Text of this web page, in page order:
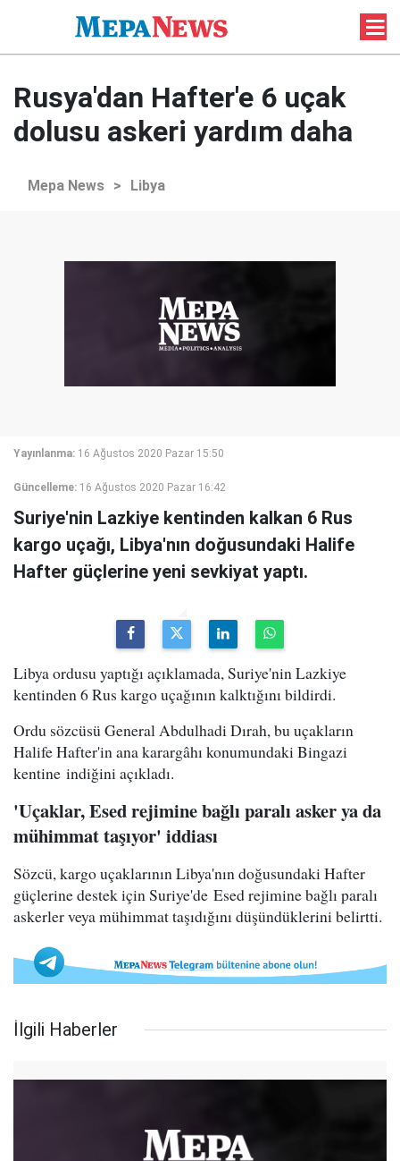
Rusya'dan Hafter'e 6 uçak
dolusu askeri yardım daha
Mepa News > Libya
Yayınlanma: 16 Ağustos 2020 Pazar 15:50
Güncelleme: 16 Ağustos 2020 Pazar 16:42
Suriye'nin Lazkiye kentinden kalkan 6 Rus
kargo uçağı, Libya'nın doğusundaki Halife
Hafter güçlerine yeni sevkiyat yaptı.
Libya ordusu yaptığı açıklamada, Suriye'nin Lazkiye
kentinden 6 Rus kargo uçağının kalktığını bildirdi.
Ordu sözcüsü General Abdulhadi Dırah, bu uçakların
Halife Hafter'in ana karargâhı konumundaki Bingazi
kentine indiğini açıkladı.
'Uçaklar, Esed rejimine bağlı paralı asker ya da
mühimmat taşıyor' iddiası
Sözcü, kargo uçaklarının Libya'nın doğusundaki Hafter
güçlerine destek için Suriye'de Esed rejimine bağlı paralı
askerler veya mühimmat taşıdığını düşündüklerini belirtti.
İlgili Haberler